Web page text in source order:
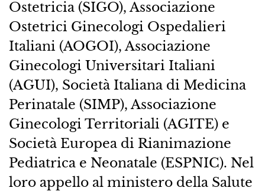
Ostetricia (SIGO), Associazione
Ostetrici Ginecologi Ospedalieri
Italiani (AOGOI), Associazione
Ginecologi Universitari Italiani
(AGUI), Società Italiana di Medicina
Perinatale (SIMP), Associazione
Ginecologi Territoriali (AGITE) e
Società Europea di Rianimazione
Pediatrica e Neonatale (ESPNIC). Nel
loro appello al ministero della Salute